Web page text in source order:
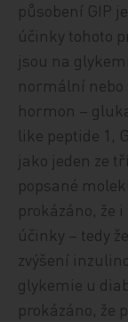
působení GIP
účinky tohoto
jsou na
normální
hormon –
like peptide 1,
jako jeden ze
popsané
prokázáno, že
účinky – tedy
zvýšení
glykemie u
prokázáno, že